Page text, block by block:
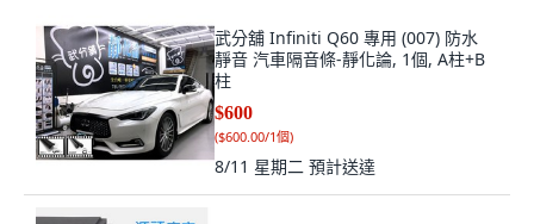
武分舖 Infiniti Q60 專用 (007) 防水
靜音 汽車隔音條-靜化論, 1個, A柱+B
柱
$600
($600.00/1個)
8/11 星期二 預計送達